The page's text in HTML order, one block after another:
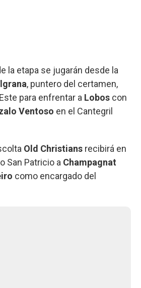
la etapa se jugarán desde la
, puntero del certamen,
para enfrentar a Lobos con
Ventoso en el Cantegril
Old Christians recibirá en
San Patricio a Champagnat
como encargado del